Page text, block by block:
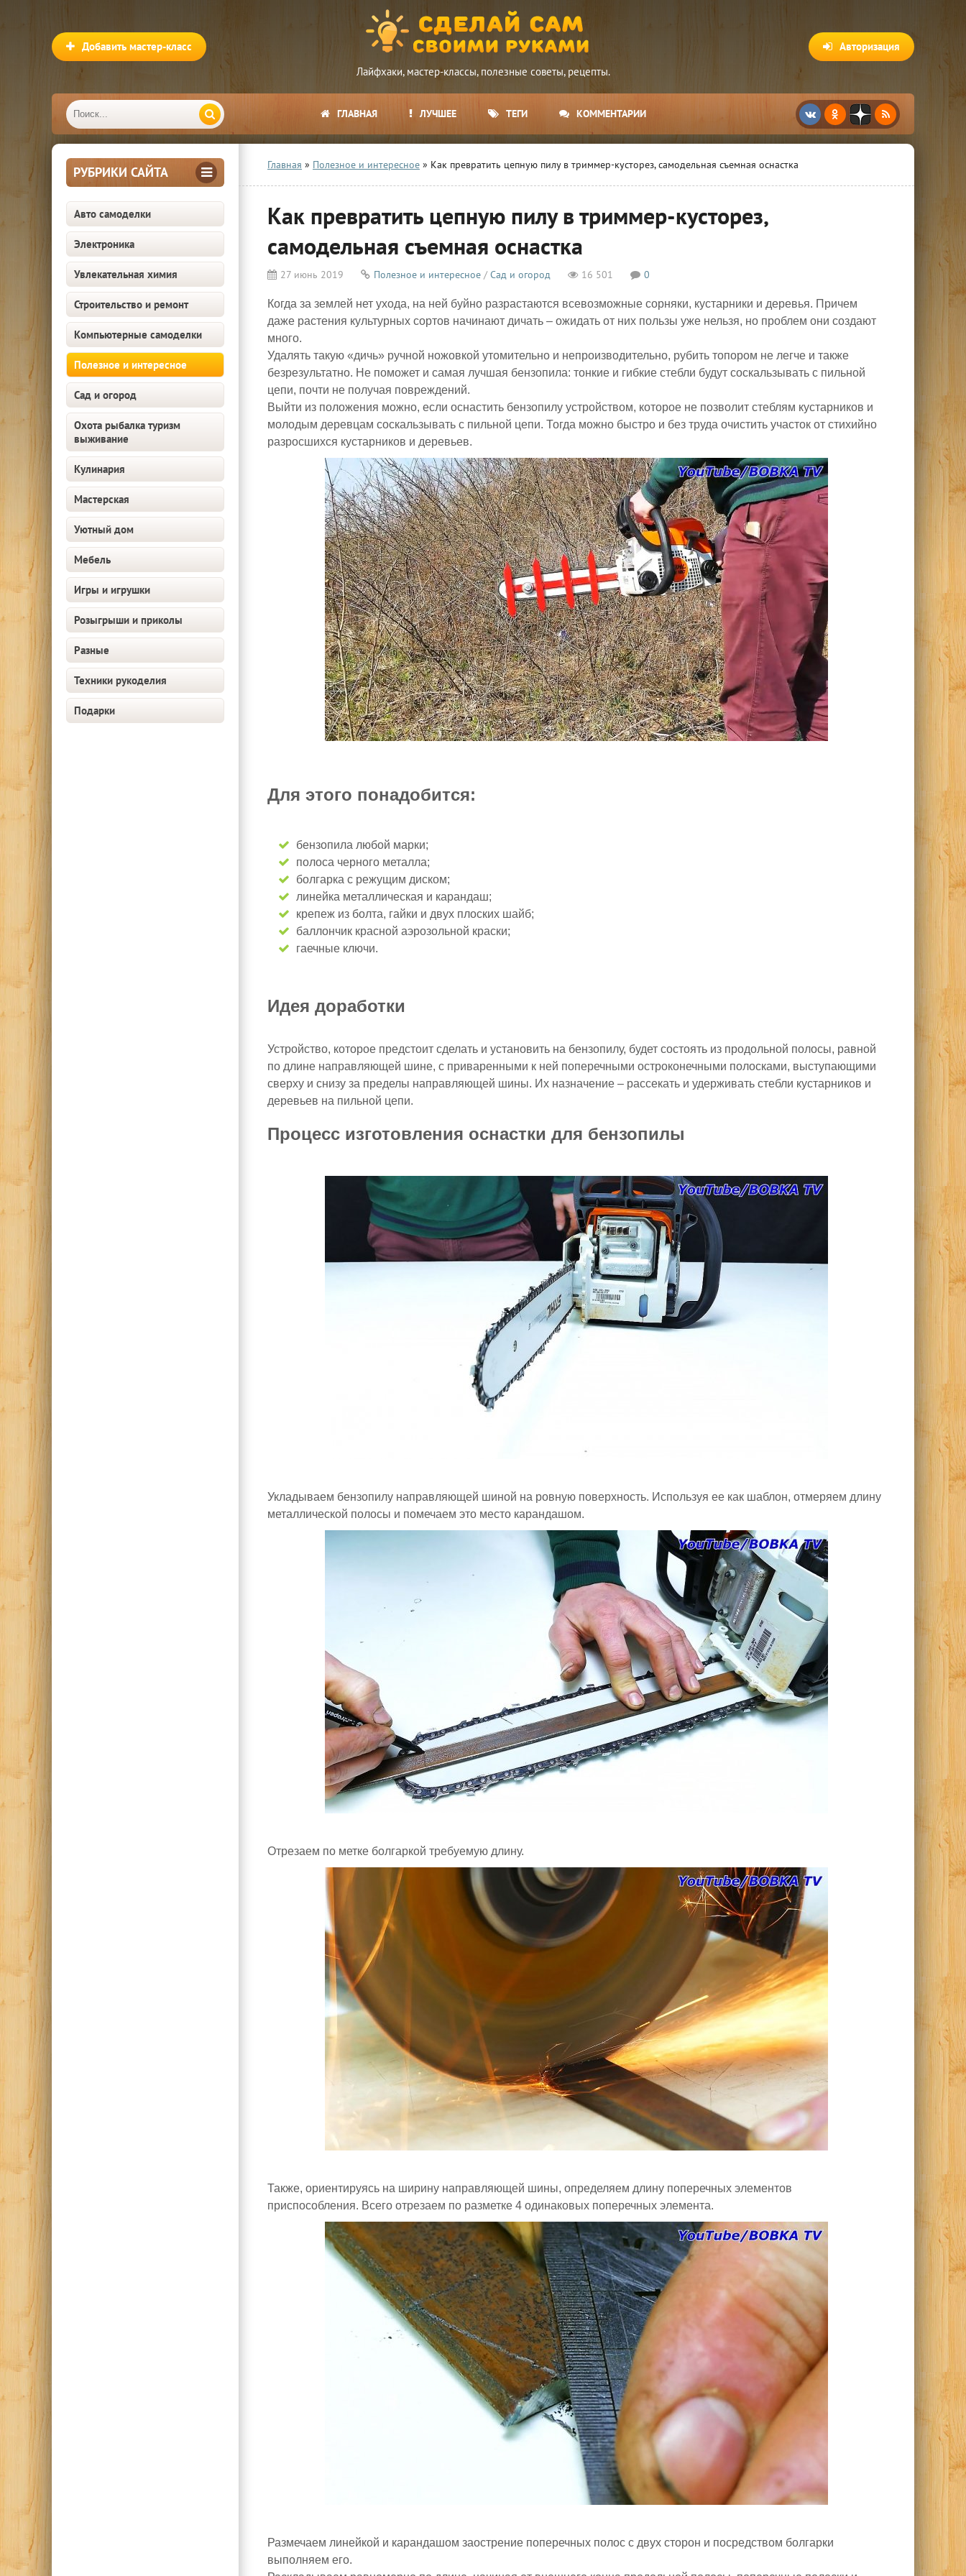
Лайфхаки, мастер-классы, полезные советы, рецепты.
Авторизация
Добавить мастер-класс
ГЛАВНАЯ ЛУЧШЕЕ ТЕГИ КОММЕНТАРИИ
РУБРИКИ САЙТА
Авто самоделки
Электроника
Увлекательная химия
Строительство и ремонт
Компьютерные самоделки
Полезное и интересное
Сад и огород
Охота рыбалка туризм
выживание
Кулинария
Мастерская
Уютный дом
Мебель
Игры и игрушки
Розыгрыши и приколы
Разные
Техники рукоделия
Подарки
Главная » Полезное и интересное » Как превратить цепную пилу в триммер-кусторез, самодельная съемная оснастка
Как превратить цепную пилу в триммер-кусторез,
самодельная съемная оснастка
27 июнь 2019 Полезное и интересное /Сад и огород 16 501 0
Когда за землей нет ухода, на ней буйно разрастаются всевозможные сорняки, кустарники и деревья. Причем
даже растения культурных сортов начинают дичать – ожидать от них пользы уже нельзя, но проблем они создают
много.
Удалять такую «дичь» ручной ножовкой утомительно и непроизводительно, рубить топором не легче и также
безрезультатно. Не поможет и самая лучшая бензопила: тонкие и гибкие стебли будут соскальзывать с пильной
цепи, почти не получая повреждений.
Выйти из положения можно, если оснастить бензопилу устройством, которое не позволит стеблям кустарников и
молодым деревцам соскальзывать с пильной цепи. Тогда можно быстро и без труда очистить участок от стихийно
разросшихся кустарников и деревьев.
Для этого понадобится:
бензопила любой марки;
полоса черного металла;
болгарка с режущим диском;
линейка металлическая и карандаш;
крепеж из болта, гайки и двух плоских шайб;
баллончик красной аэрозольной краски;
гаечные ключи.
Идея доработки
Устройство, которое предстоит сделать и установить на бензопилу, будет состоять из продольной полосы, равной
по длине направляющей шине, с приваренными к ней поперечными остроконечными полосками, выступающими
сверху и снизу за пределы направляющей шины. Их назначение – рассекать и удерживать стебли кустарников и
деревьев на пильной цепи.
Процесс изготовления оснастки для бензопилы
Укладываем бензопилу направляющей шиной на ровную поверхность. Используя ее как шаблон, отмеряем длину
металлической полосы и помечаем это место карандашом.
Отрезаем по метке болгаркой требуемую длину.
Также, ориентируясь на ширину направляющей шины, определяем длину поперечных элементов
приспособления. Всего отрезаем по разметке 4 одинаковых поперечных элемента.
Размечаем линейкой и карандашом заострение поперечных полос с двух сторон и посредством болгарки
выполняем его.